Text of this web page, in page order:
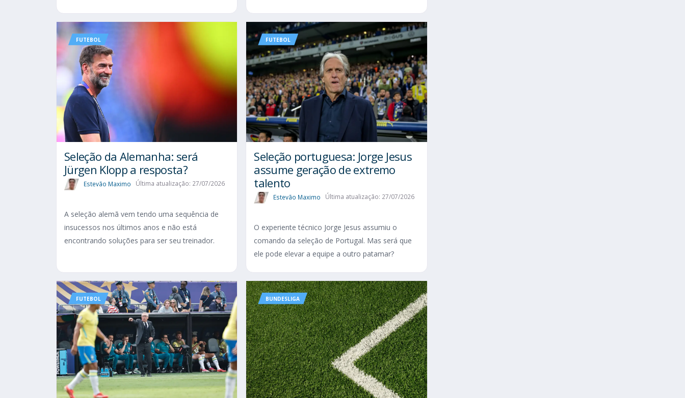
FUTEBOL
Seleção da Alemanha: será
Jürgen Klopp a resposta?
Estevão Maximo Última atualização: 27/07/2026
A seleção alemã vem tendo uma sequência de
insucessos nos últimos anos e não está
encontrando soluções para ser seu treinador.
FUTEBOL
Seleção portuguesa: Jorge Jesus
assume geração de extremo
talento
Estevão Maximo Última atualização: 27/07/2026
O experiente técnico Jorge Jesus assumiu o
comando da seleção de Portugal. Mas será que
ele pode elevar a equipe a outro patamar?
FUTEBOL BUNDESLIGA